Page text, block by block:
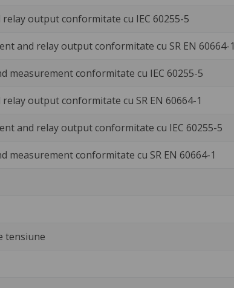
relay output conformitate cu IEC 60255-5
and relay output conformitate cu SR EN 60664-1
measurement conformitate cu IEC 60255-5
relay output conformitate cu SR EN 60664-1
and relay output conformitate cu IEC 60255-5
measurement conformitate cu SR EN 60664-1
tensiune